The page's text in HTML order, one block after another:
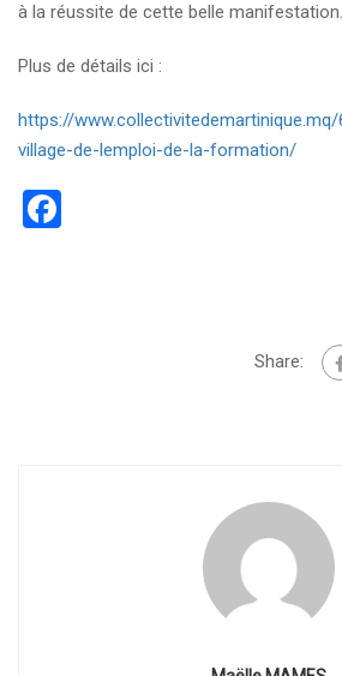
à la réussite de cette belle manifestation.
Plus de détails ici :
https://
village-de-lemploi-de-la-formation/
Share: